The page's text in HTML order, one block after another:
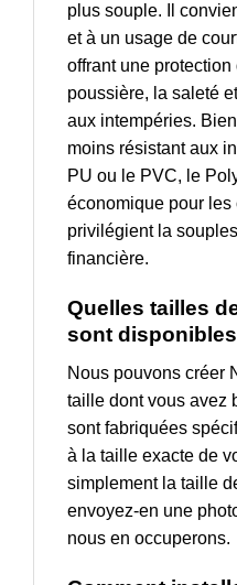
plus souple. Il
et à un usage de
offrant une
poussière, la saleté
aux intempéries.
moins résistant aux
PU ou le PVC, le
économique pour les
privilégient la
financière.
Quelles tailles
sont
Nous pouvons créer
taille dont vous
sont fabriquées
à la taille exacte de
simplement la taille
envoyez-en une
nous en occuperons.